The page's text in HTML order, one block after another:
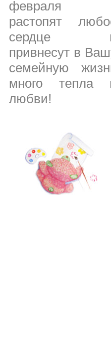
февраля
растопят
сердце
привнесут в
семейную
много тепла
любви!